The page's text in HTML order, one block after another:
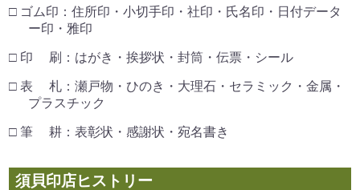
□ ゴム印：住所印・小切手印・社印・氏名印・日付データ
ー印・雅印
□ 印 刷：はがき・挨拶状・封筒・伝票・シール
□ 表 札：瀬戸物・ひのき・大理石・セラミック・金属・
プラスチック
□ 筆 耕：表彰状・感謝状・宛名書き
須貝印店ヒストリー